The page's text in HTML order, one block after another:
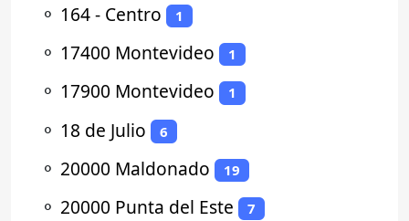
⚬ 164 - Centro 1
⚬ 17400 Montevideo 1
⚬ 17900 Montevideo 1
⚬ 18 de Julio 6
⚬ 20000 Maldonado 19
⚬ 20000 Punta del Este 7